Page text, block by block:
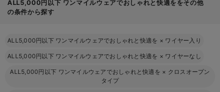
ALL5,000円以下 ワンマイルウェアでおしゃれと快適ををその他
の条件から探す
ALL5,000円以下 ワンマイルウェアでおしゃれと快適を × ワイヤー入り
ALL5,000円以下 ワンマイルウェアでおしゃれと快適を × ワイヤーなし
ALL5,000円以下 ワンマイルウェアでおしゃれと快適を × クロスオープン
タイプ